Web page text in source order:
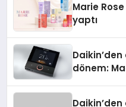
Marie
yaptı
dönem: